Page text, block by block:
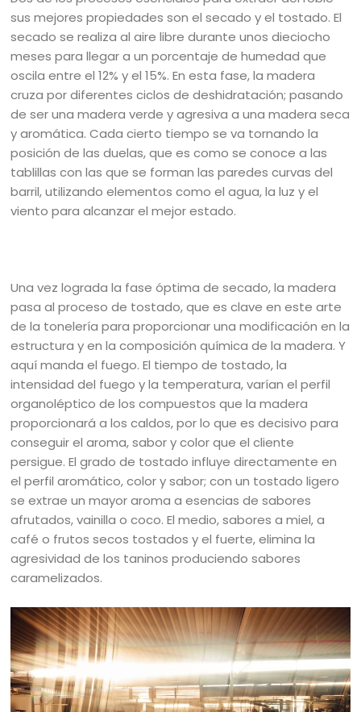
sus mejores propiedades son el secado y el tostado. El
secado se realiza al aire libre durante unos dieciocho
meses para llegar a un porcentaje de humedad que
oscila entre el 12% y el 15%. En esta fase, la madera
cruza por diferentes ciclos de deshidratación; pasando
de ser una madera verde y agresiva a una madera seca
y aromática. Cada cierto tiempo se va tornando la
posición de las duelas, que es como se conoce a las
tablillas con las que se forman las paredes curvas del
barril, utilizando elementos como el agua, la luz y el
viento para alcanzar el mejor estado.
Una vez lograda la fase óptima de secado, la madera
pasa al proceso de tostado, que es clave en este arte
de la tonelería para proporcionar una modificación en la
estructura y en la composición química de la madera. Y
aquí manda el fuego. El tiempo de tostado, la
intensidad del fuego y la temperatura, varían el perfil
organoléptico de los compuestos que la madera
proporcionará a los caldos, por lo que es decisivo para
conseguir el aroma, sabor y color que el cliente
persigue. El grado de tostado influye directamente en
el perfil aromático, color y sabor; con un tostado ligero
se extrae un mayor aroma a esencias de sabores
afrutados, vainilla o coco. El medio, sabores a miel, a
café o frutos secos tostados y el fuerte, elimina la
agresividad de los taninos produciendo sabores
caramelizados.